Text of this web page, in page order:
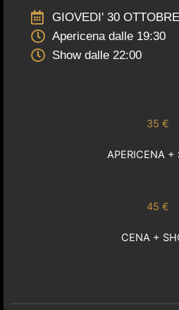
GIOVEDI' 30 OTTOBRE
Apericena dalle 19:30
Show dalle 22:00
35 €
APERICENA +
45 €
CENA +